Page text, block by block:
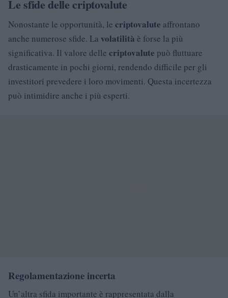
Le sfide delle criptovalute
Nonostante le opportunità, le criptovalute affrontano
anche numerose sfide. La volatilità è forse la più
significativa. Il valore delle criptovalute può fluttuare
drasticamente in pochi giorni, rendendo difficile per gli
investitori prevedere i loro movimenti. Questa incertezza
può intimidire anche i più esperti.
Regolamentazione incerta
Un’altra sfida importante è rappresentata dalla